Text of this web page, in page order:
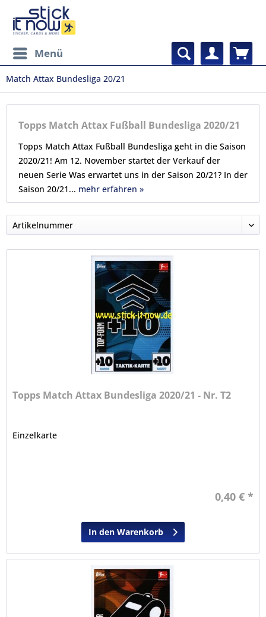
Menü
Match Attax Bundesliga 20/21
Topps Match Attax Fußball Bundesliga 2020/21
Topps Match Attax Fußball Bundesliga geht in die Saison
2020/21! Am 12. November startet der Verkauf der
neuen Serie Was erwartet uns in der Saison 20/21? In der
Saison 20/21... mehr erfahren »
Topps Match Attax Bundesliga 2020/21 - Nr. T2
Einzelkarte
0,40 € *
In den Warenkorb